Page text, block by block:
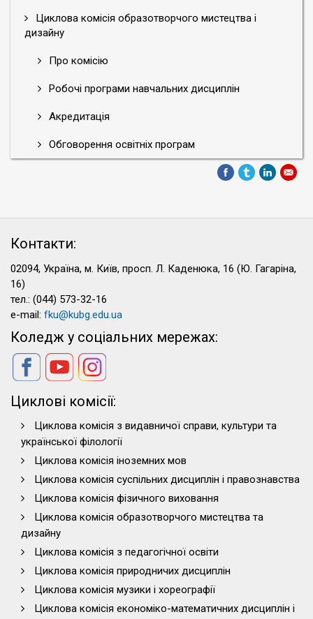
Циклова комісія образотворчого мистецтва і
дизайну
Про комісію
Робочі програми навчальних дисциплін
Акредитація
Обговорення освітніх програм
Контакти:
02094, Україна, м. Київ, просп. Л. Каденюка, 16 (Ю. Гагаріна,
16)
тел.: (044) 573-32-16
e-mail: fku@kubg.edu.ua
Коледж у соціальних мережах:
Циклові комісії:
Циклова комісія з видавничої справи, культури та
української філології
Циклова комісія іноземних мов
Циклова комісія суспільних дисциплін і правознавства
Циклова комісія фізичного виховання
Циклова комісія образотворчого мистецтва та
дизайну
Циклова комісія з педагогічної освіти
Циклова комісія природничих дисциплін
Циклова комісія музики і хореографії
Циклова комісія економіко-математичних дисциплін і